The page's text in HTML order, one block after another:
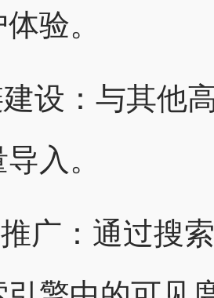
验。
设：与其他
入。
广：通过搜